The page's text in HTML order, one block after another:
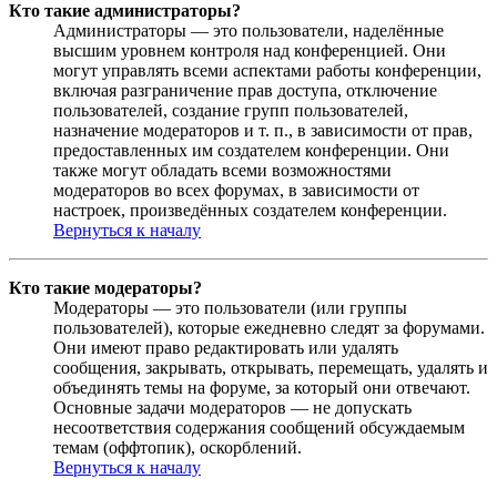
Кто такие администраторы?
Администраторы — это пользователи, наделённые
высшим уровнем контроля над конференцией. Они
могут управлять всеми аспектами работы конференции,
включая разграничение прав доступа, отключение
пользователей, создание групп пользователей,
назначение модераторов и т. п., в зависимости от прав,
предоставленных им создателем конференции. Они
также могут обладать всеми возможностями
модераторов во всех форумах, в зависимости от
настроек, произведённых создателем конференции.
Вернуться к началу
Кто такие модераторы?
Модераторы — это пользователи (или группы
пользователей), которые ежедневно следят за форумами.
Они имеют право редактировать или удалять
сообщения, закрывать, открывать, перемещать, удалять и
объединять темы на форуме, за который они отвечают.
Основные задачи модераторов — не допускать
несоответствия содержания сообщений обсуждаемым
темам (оффтопик), оскорблений.
Вернуться к началу